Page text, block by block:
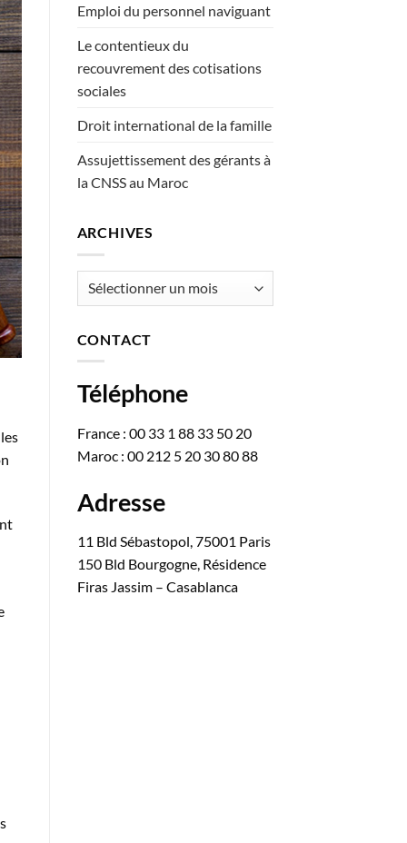
Emploi du personnel naviguant
Le contentieux du
recouvrement des cotisations
sociales
Droit international de la famille
Assujettissement des gérants à
la CNSS au Maroc
ARCHIVES
Archives
CONTACT
Téléphone
France : 00 33 1 88 33 50 20
Maroc : 00 212 5 20 30 80 88
Adresse
11 Bld Sébastopol, 75001 Paris
150 Bld Bourgogne, Résidence
Firas Jassim – Casablanca